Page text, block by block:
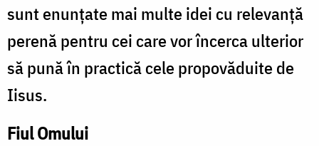
sunt enunțate mai multe idei cu relevanță
perenă pentru cei care vor încerca ulterior
să pună în practică cele propovăduite de
Iisus.
Fiul Omului